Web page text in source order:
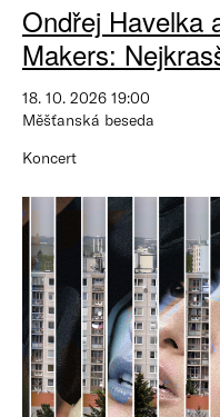
Ondřej Havelka
Makers:
18. 10. 2026 19:00
Měšťanská beseda
Koncert